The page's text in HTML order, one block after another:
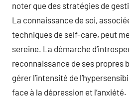
noter que des stratégies de
La connaissance de soi,
techniques de self-care, peut
sereine. La démarche
reconnaissance de ses propres
gérer l’intensité de
face à la dépression et l’anxiété.